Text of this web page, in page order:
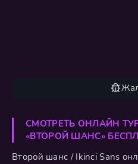
СМОТРЕТЬ ОНЛАЙН
«ВТОРОЙ ШАНС»
Второй шанс / Ikinci Sans